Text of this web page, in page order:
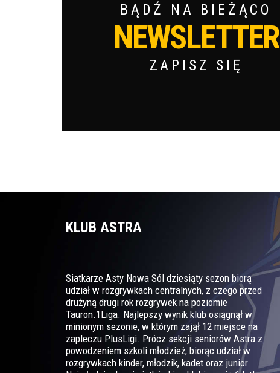
BĄDŹ NA BIEŻĄCO
NEWSLETTER
ZAPISZ SIĘ
KLUB ASTRA
Siatkarze Asty Nowa Sól dziesiąty sezon biorą
udział w rozgrywkach centralnych, z czego przed
drużyną drugi rok rozgrywek na poziomie
Tauron.1Liga. Najlepszy wynik klub osiągnął w
minionym sezonie, w którym zajął 12 miejsce na
zapleczu PlusLigi. Prócz sekcji seniorów Astra z
powodzeniem szkoli młodzież, biorąc udział w
rozgrywkach kinder, młodzik, kadet oraz junior.